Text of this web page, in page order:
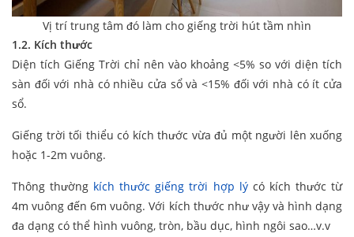
Vị trí trung tâm đó làm cho giếng trời hút tầm nhìn
1.2. Kích thước
Diện tích Giếng Trời chỉ nên vào khoảng <5% so với diện tích
sàn đối với nhà có nhiều cửa sổ và <15% đối với nhà có ít cửa
sổ.
Giếng trời tối thiểu có kích thước vừa đủ một người lên xuống
hoặc 1-2m vuông.
Thông thường kích thước giếng trời hợp lýcó kích thước từ
4m vuông đến 6m vuông. Với kích thước như vậy và hình dạng
đa dạng có thể hình vuông, tròn, bầu dục, hình ngôi sao…v.v